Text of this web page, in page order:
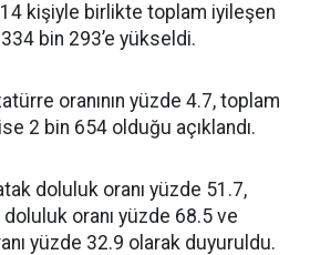
kişiyle birlikte toplam iyileşen
bin 293’e yükseldi.
oranının yüzde 4.7, toplam
ise 2 bin 654 olduğu açıklandı.
doluluk oranı yüzde 51.7,
oranı yüzde 68.5 ve
yüzde 32.9 olarak duyuruldu.